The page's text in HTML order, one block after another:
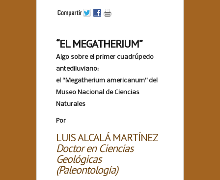
“EL MEGATHERIUM”
Algo sobre el primer cuadrúpedo
antediluviano:
el “Megatherium americanum” del
Museo Nacional de Ciencias
Naturales
Por
LUIS ALCALÁ MARTÍNEZ
Doctor en Ciencias
Geológicas
(Paleontología)